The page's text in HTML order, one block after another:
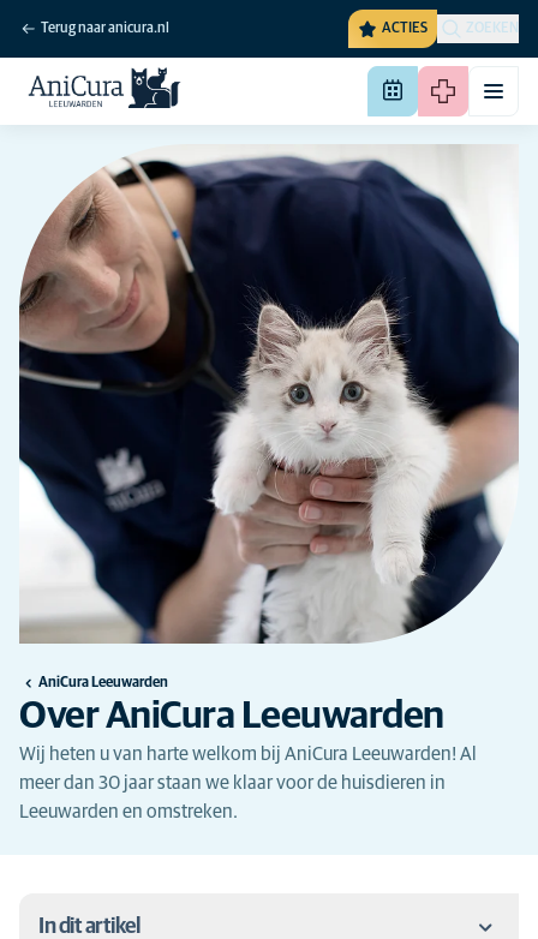
Terug naar anicura.nl ACTIES ZOEKEN
AniCura Leeuwarden
Over AniCura Leeuwarden
Wij heten u van harte welkom bij AniCura Leeuwarden! Al
meer dan 30 jaar staan we klaar voor de huisdieren in
Leeuwarden en omstreken.
In dit artikel